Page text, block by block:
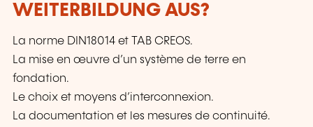
WEITERBILDUNG AUS?
La norme DIN18014 et TAB CREOS.
La mise en œuvre d’un système de terre en
fondation.
Le choix et moyens d’interconnexion.
La documentation et les mesures de continuité.